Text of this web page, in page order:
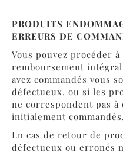
PRODUITS
ERREURS DE
Vous pouvez procéder
remboursement
avez commandés vous
défectueux, ou si les
ne correspondent pas à
initialement commandés.
En cas de retour de
défectueux ou erronés